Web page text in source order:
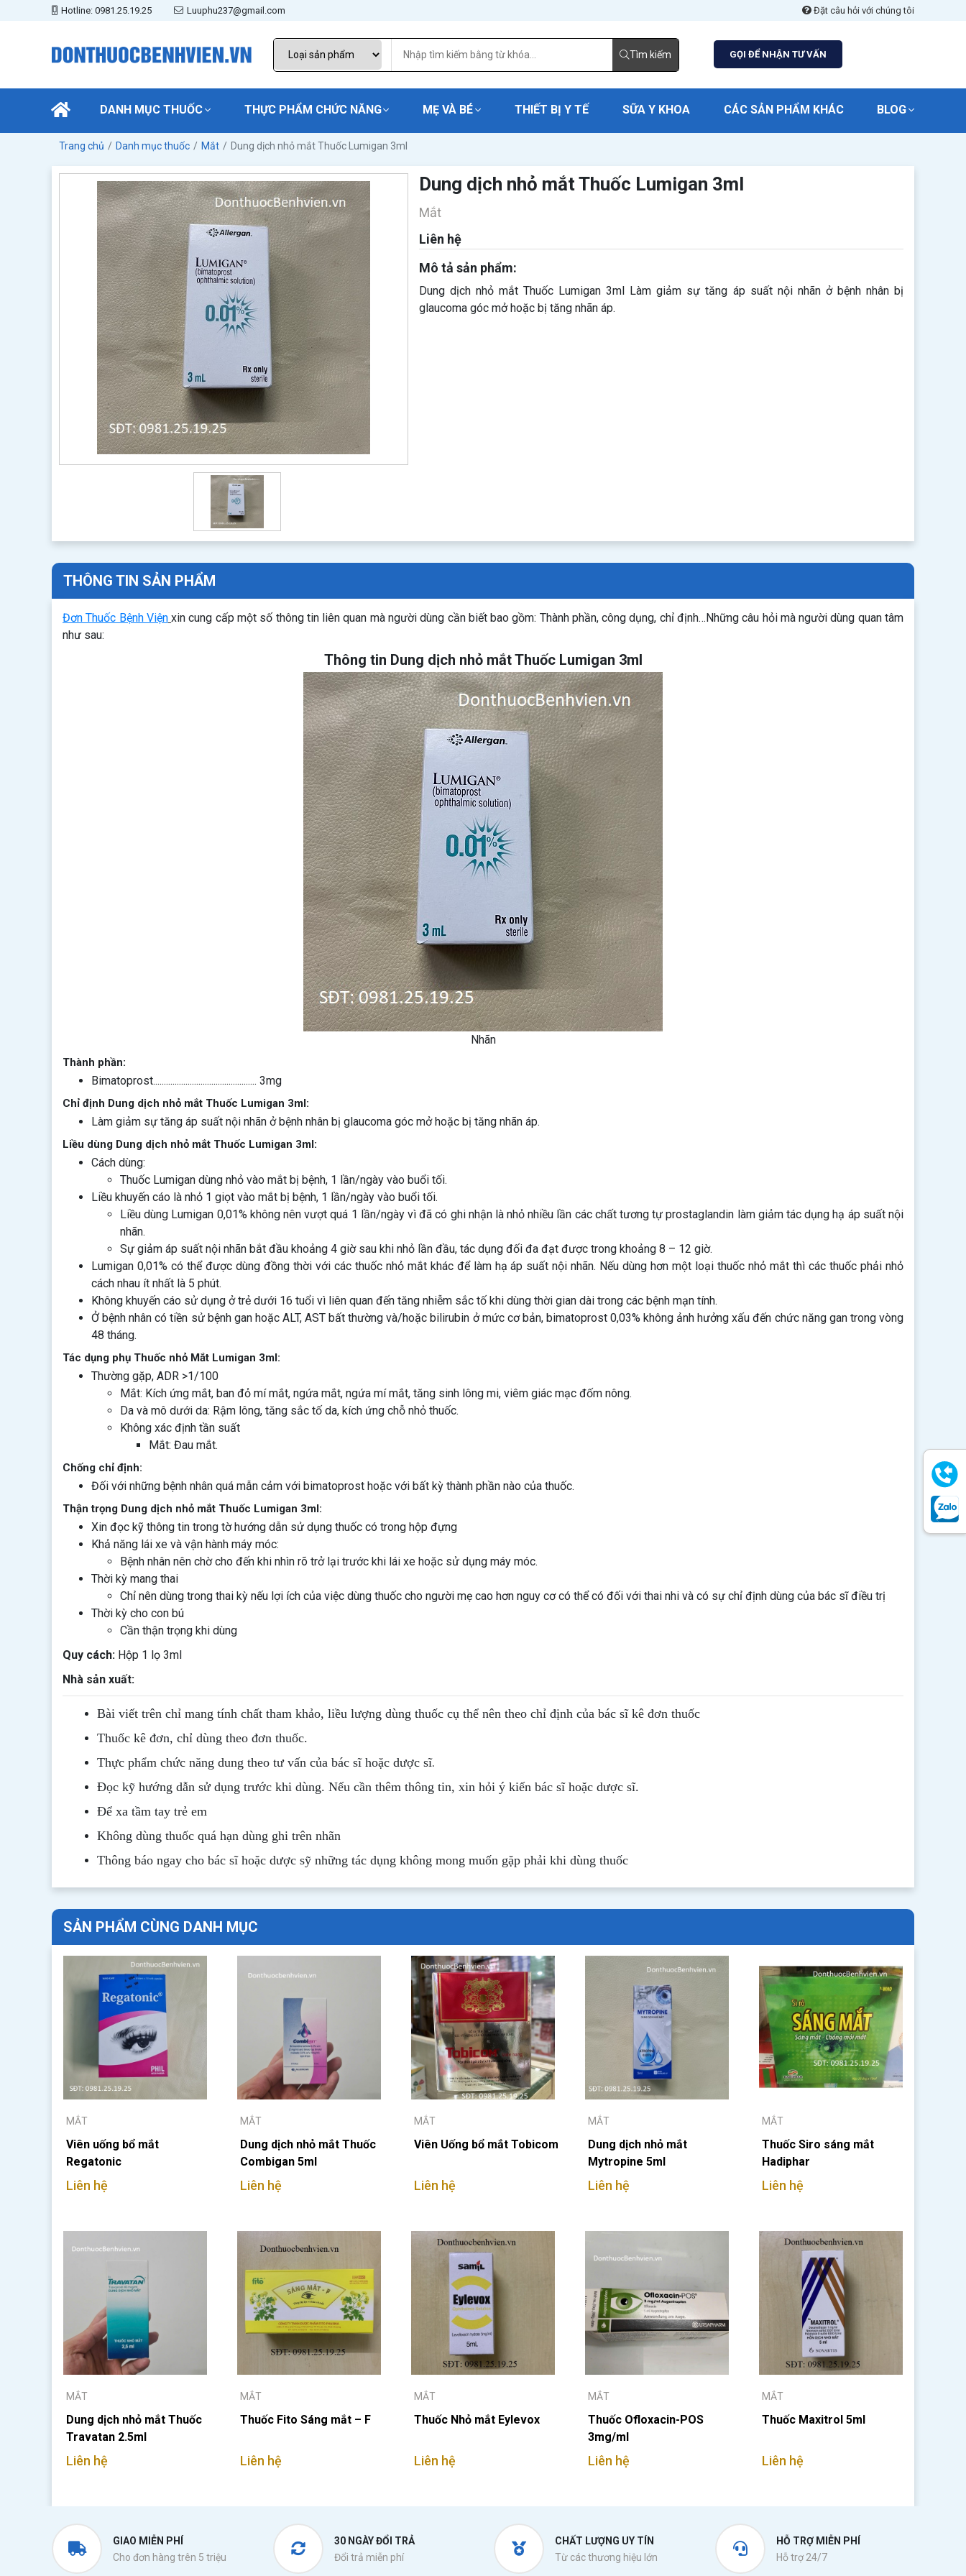
Hotline: 0981.25.19.25 Luuphu237@gmail.com Đặt câu hỏi với chúng tôi
Tìm kiếm GỌI ĐỂ NHẬN TƯ VẤN
DANH MỤC THUỐC THỰC PHẨM CHỨC NĂNG MẸ VÀ BÉ THIẾT BỊ Y TẾ SỮA Y KHOA CÁC SẢN PHẨM KHÁC BLOG
Trang chủ Danh mục thuốc Mắt Dung dịch nhỏ mắt Thuốc Lumigan 3ml
Dung dịch nhỏ mắt Thuốc Lumigan 3ml
Mắt
Liên hệ
Mô tả sản phẩm:
Dung dịch nhỏ mắt Thuốc Lumigan 3ml Làm giảm sự tăng áp suất nội nhãn ở bệnh nhân bị
glaucoma góc mở hoặc bị tăng nhãn áp.
THÔNG TIN SẢN PHẨM
Đơn Thuốc Bệnh Viện xin cung cấp một số thông tin liên quan mà người dùng cần biết bao gồm: Thành phần, công dụng, chỉ định…Những câu hỏi mà người dùng quan tâm
như sau:
Thông tin Dung dịch nhỏ mắt Thuốc Lumigan 3ml
Nhãn
Thành phần:
Bimatoprost................................................ 3mg
Chỉ định Dung dịch nhỏ mắt Thuốc Lumigan 3ml:
Làm giảm sự tăng áp suất nội nhãn ở bệnh nhân bị glaucoma góc mở hoặc bị tăng nhãn áp.
Liều dùng Dung dịch nhỏ mắt Thuốc Lumigan 3ml:
Cách dùng:
Thuốc Lumigan dùng nhỏ vào mắt bị bệnh, 1 lần/ngày vào buổi tối.
Liều khuyến cáo là nhỏ 1 giọt vào mắt bị bệnh, 1 lần/ngày vào buổi tối.
Liều dùng Lumigan 0,01% không nên vượt quá 1 lần/ngày vì đã có ghi nhận là nhỏ nhiều lần các chất tương tự prostaglandin làm giảm tác dụng hạ áp suất nội
nhãn.
Sự giảm áp suất nội nhãn bắt đầu khoảng 4 giờ sau khi nhỏ lần đầu, tác dụng đối đa đạt được trong khoảng 8 – 12 giờ.
Lumigan 0,01% có thể được dùng đồng thời với các thuốc nhỏ mắt khác để làm hạ áp suất nội nhãn. Nếu dùng hơn một loại thuốc nhỏ mắt thì các thuốc phải nhỏ
cách nhau ít nhất là 5 phút.
Không khuyến cáo sử dụng ở trẻ dưới 16 tuổi vì liên quan đến tăng nhiễm sắc tố khi dùng thời gian dài trong các bệnh mạn tính.
Ở bệnh nhân có tiền sử bệnh gan hoặc ALT, AST bất thường và/hoặc bilirubin ở mức cơ bản, bimatoprost 0,03% không ảnh hưởng xấu đến chức năng gan trong vòng
48 tháng.
Tác dụng phụ Thuốc nhỏ Mắt Lumigan 3ml:
Thường gặp, ADR >1/100
Mắt: Kích ứng mắt, ban đỏ mí mắt, ngứa mắt, ngứa mí mắt, tăng sinh lông mi, viêm giác mạc đốm nông.
Da và mô dưới da: Rậm lông, tăng sắc tố da, kích ứng chỗ nhỏ thuốc.
Không xác định tần suất
Mắt: Đau mắt.
Chống chỉ định:
Đối với những bệnh nhân quá mẫn cảm với bimatoprost hoặc với bất kỳ thành phần nào của thuốc.
Thận trọng Dung dịch nhỏ mắt Thuốc Lumigan 3ml:
Xin đọc kỹ thông tin trong tờ hướng dẫn sử dụng thuốc có trong hộp đựng
Khả năng lái xe và vận hành máy móc:
Bệnh nhân nên chờ cho đến khi nhìn rõ trở lại trước khi lái xe hoặc sử dụng máy móc.
Thời kỳ mang thai
Chỉ nên dùng trong thai kỳ nếu lợi ích của việc dùng thuốc cho người mẹ cao hơn nguy cơ có thể có đối với thai nhi và có sự chỉ định dùng của bác sĩ điều trị
Thời kỳ cho con bú
Cần thận trọng khi dùng
Quy cách: Hộp 1 lọ 3ml
Nhà sản xuất:
Bài viết trên chỉ mang tính chất tham khảo, liều lượng dùng thuốc cụ thể nên theo chỉ định của bác sĩ kê đơn thuốc
Thuốc kê đơn, chỉ dùng theo đơn thuốc.
Thực phẩm chức năng dung theo tư vấn của bác sĩ hoặc dược sĩ.
Đọc kỹ hướng dẫn sử dụng trước khi dùng. Nếu cần thêm thông tin, xin hỏi ý kiến bác sĩ hoặc dược sĩ.
Để xa tầm tay trẻ em
Không dùng thuốc quá hạn dùng ghi trên nhãn
Thông báo ngay cho bác sĩ hoặc dược sỹ những tác dụng không mong muốn gặp phải khi dùng thuốc
SẢN PHẨM CÙNG DANH MỤC
MẮT
Viên uống bổ mắt
Regatonic
Liên hệ
MẮT
Dung dịch nhỏ mắt Thuốc
Combigan 5ml
Liên hệ
MẮT
Viên Uống bổ mắt Tobicom
Liên hệ
MẮT
Dung dịch nhỏ mắt
Mytropine 5ml
Liên hệ
MẮT
Thuốc Siro sáng mắt
Hadiphar
Liên hệ
MẮT
Dung dịch nhỏ mắt Thuốc
Travatan 2.5ml
Liên hệ
MẮT
Thuốc Fito Sáng mắt – F
Liên hệ
MẮT
Thuốc Nhỏ mắt Eylevox
Liên hệ
MẮT
Thuốc Ofloxacin-POS
3mg/ml
Liên hệ
MẮT
Thuốc Maxitrol 5ml
Liên hệ
GIAO MIỄN PHÍ
Cho đơn hàng trên 5 triệu
30 NGÀY ĐỔI TRẢ
Đổi trả miễn phí
CHẤT LƯỢNG UY TÍN
Từ các thương hiệu lớn
HỖ TRỢ MIỄN PHÍ
Hỗ trợ 24/7